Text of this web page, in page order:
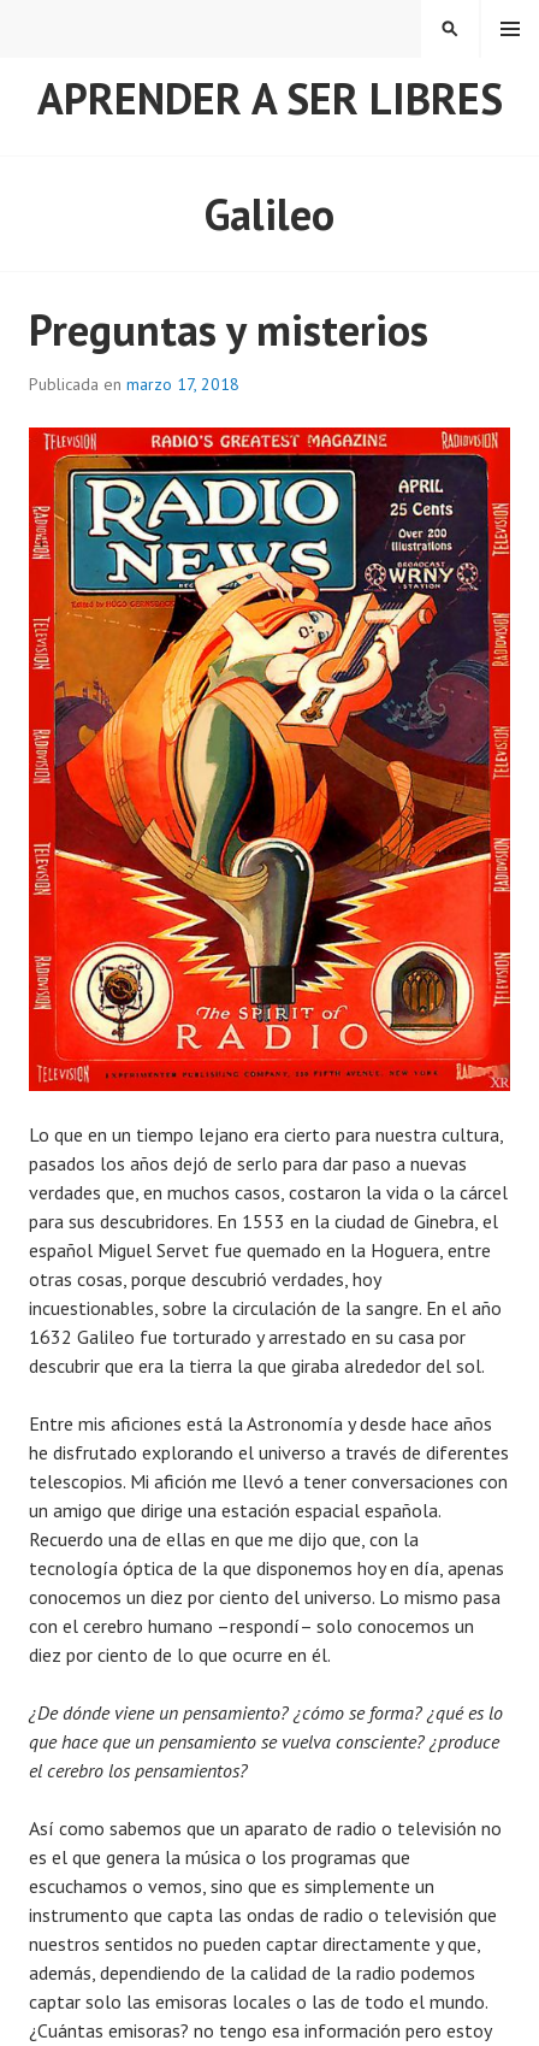
APRENDER A SER LIBRES
MENÚ
BUSCAR
Galileo
Preguntas y misterios
Publicada en marzo 17, 2018
Lo que en un tiempo lejano era cierto para nuestra cultura,
pasados los años dejó de serlo para dar paso a nuevas
verdades que, en muchos casos, costaron la vida o la cárcel
para sus descubridores. En 1553 en la ciudad de Ginebra, el
español Miguel Servet fue quemado en la Hoguera, entre
otras cosas, porque descubrió verdades, hoy
incuestionables, sobre la circulación de la sangre. En el año
1632 Galileo fue torturado y arrestado en su casa por
descubrir que era la tierra la que giraba alrededor del sol.
Entre mis aficiones está la Astronomía y desde hace años
he disfrutado explorando el universo a través de diferentes
telescopios. Mi afición me llevó a tener conversaciones con
un amigo que dirige una estación espacial española.
Recuerdo una de ellas en que me dijo que, con la
tecnología óptica de la que disponemos hoy en día, apenas
conocemos un diez por ciento del universo. Lo mismo pasa
con el cerebro humano –respondí– solo conocemos un
diez por ciento de lo que ocurre en él.
¿De dónde viene un pensamiento? ¿cómo se forma? ¿qué es lo
que hace que un pensamiento se vuelva consciente? ¿produce
el cerebro los pensamientos?
Así como sabemos que un aparato de radio o televisión no
es el que genera la música o los programas que
escuchamos o vemos, sino que es simplemente un
instrumento que capta las ondas de radio o televisión que
nuestros sentidos no pueden captar directamente y que,
además, dependiendo de la calidad de la radio podemos
captar solo las emisoras locales o las de todo el mundo.
¿Cuántas emisoras? no tengo esa información pero estoy